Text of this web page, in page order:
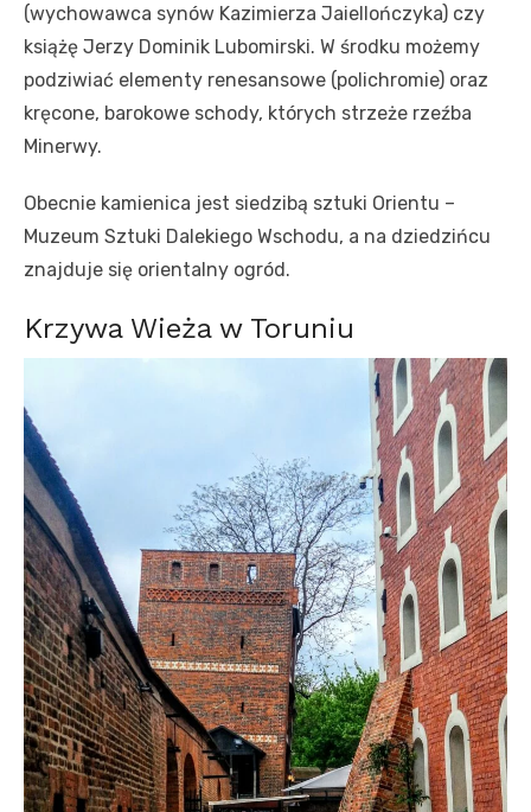
(wychowawca synów Kazimierza Jaiellończyka) czy
książę Jerzy Dominik Lubomirski. W środku możemy
podziwiać elementy renesansowe (polichromie) oraz
kręcone, barokowe schody, których strzeże rzeźba
Minerwy.
Obecnie kamienica jest siedzibą sztuki Orientu –
Muzeum Sztuki Dalekiego Wschodu, a na dziedzińcu
znajduje się orientalny ogród.
Krzywa Wieża w Toruniu